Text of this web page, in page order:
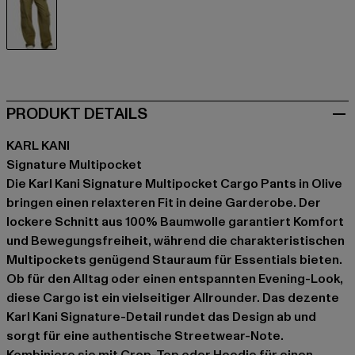
PRODUKT DETAILS
KARL KANI
Signature Multipocket
Die Karl Kani Signature Multipocket Cargo Pants in Olive
bringen einen relaxteren Fit in deine Garderobe. Der
lockere Schnitt aus 100% Baumwolle garantiert Komfort
und Bewegungsfreiheit, während die charakteristischen
Multipockets genügend Stauraum für Essentials bieten.
Ob für den Alltag oder einen entspannten Evening-Look,
diese Cargo ist ein vielseitiger Allrounder. Das dezente
Karl Kani Signature-Detail rundet das Design ab und
sorgt für eine authentische Streetwear-Note.